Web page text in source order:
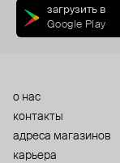
загрузить в
Google Play
о нас
контакты
адреса магазинов
карьера